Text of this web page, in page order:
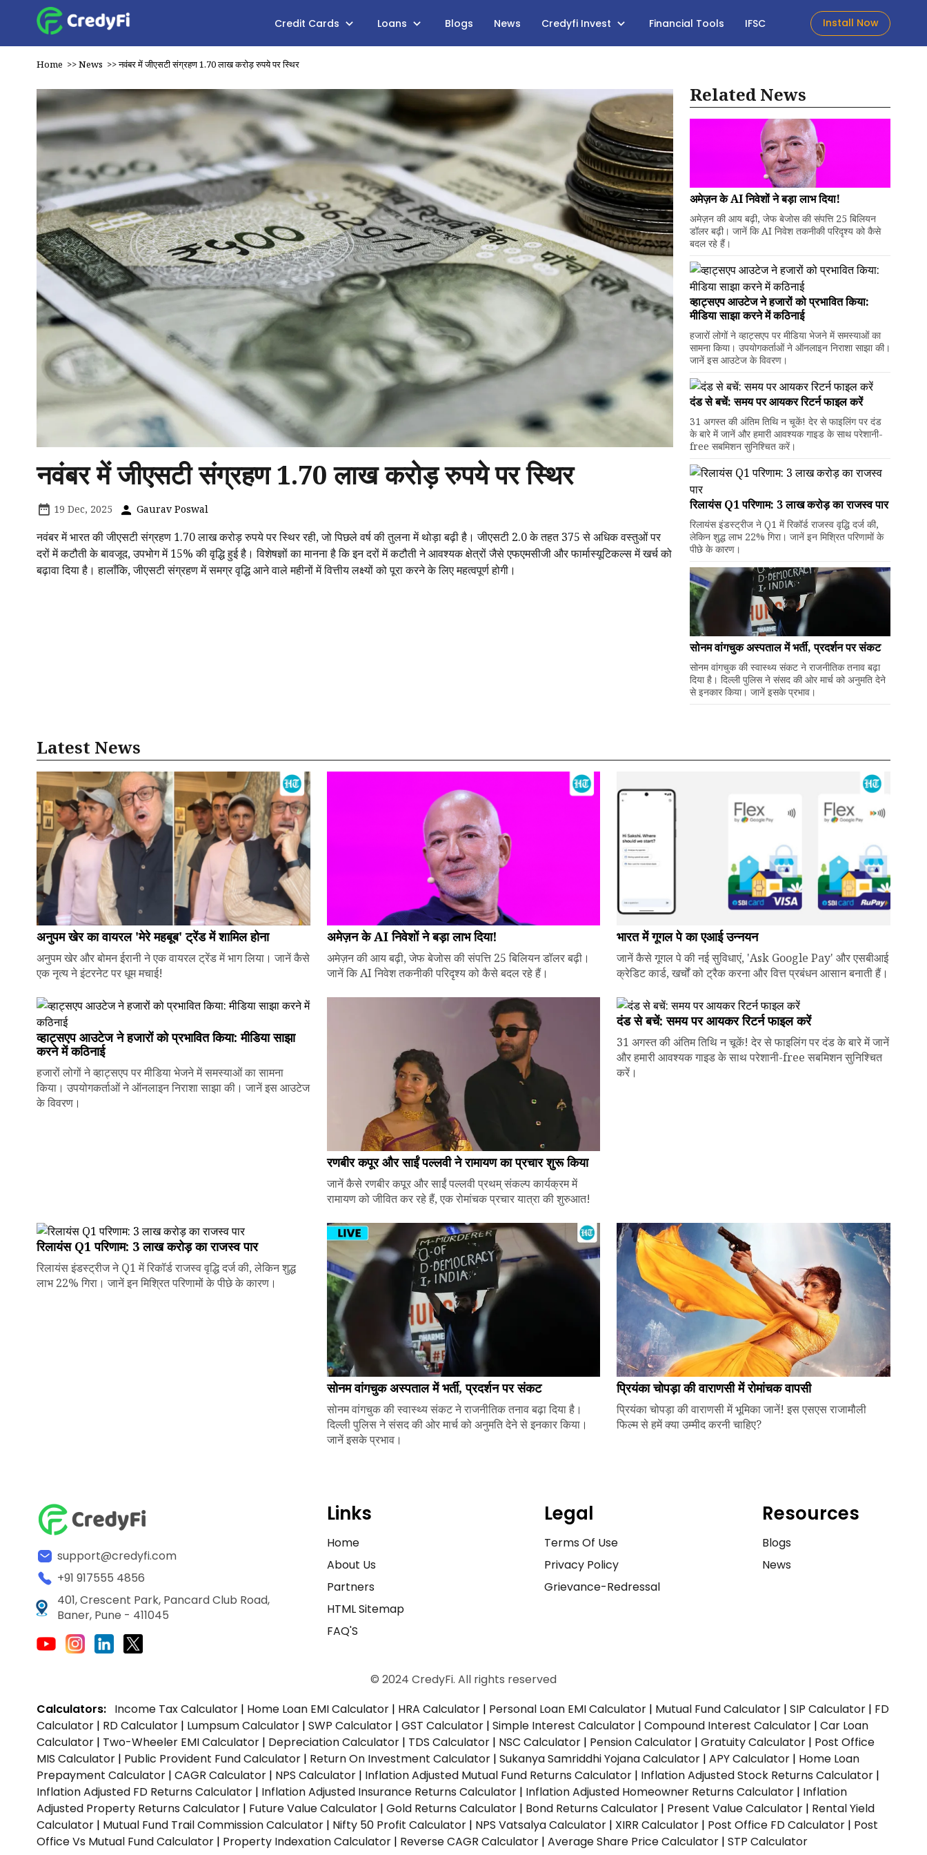
Credit Cards Loans Blogs News Credyfi Invest Financial Tools IFSC Install Now
Home >>News >>नवंबर में जीएसटी संग्रहण 1.70 लाख करोड़ रुपये पर स्थिर
नवंबर में जीएसटी संग्रहण 1.70 लाख करोड़ रुपये पर स्थिर
19 Dec, 2025 Gaurav Poswal
नवंबर में भारत की जीएसटी संग्रहण 1.70 लाख करोड़ रुपये पर स्थिर रही, जो पिछले वर्ष की तुलना में थोड़ा बढ़ी है। जीएसटी 2.0 के तहत 375 से अधिक वस्तुओं पर
दरों में कटौती के बावजूद, उपभोग में 15% की वृद्धि हुई है। विशेषज्ञों का मानना है कि इन दरों में कटौती ने आवश्यक क्षेत्रों जैसे एफएमसीजी और फार्मास्यूटिकल्स में खर्च को
बढ़ावा दिया है। हालाँकि, जीएसटी संग्रहण में समग्र वृद्धि आने वाले महीनों में वित्तीय लक्ष्यों को पूरा करने के लिए महत्वपूर्ण होगी।
Related News
अमेज़न के AI निवेशों ने बड़ा लाभ दिया!
अमेज़न की आय बढ़ी, जेफ बेजोस की संपत्ति 25 बिलियन
डॉलर बढ़ी। जानें कि AI निवेश तकनीकी परिदृश्य को कैसे
बदल रहे हैं।
व्हाट्सएप आउटेज ने हजारों को प्रभावित किया:
मीडिया साझा करने में कठिनाई
हजारों लोगों ने व्हाट्सएप पर मीडिया भेजने में समस्याओं का
सामना किया। उपयोगकर्ताओं ने ऑनलाइन निराशा साझा की।
जानें इस आउटेज के विवरण।
दंड से बचें: समय पर आयकर रिटर्न फाइल करें
31 अगस्त की अंतिम तिथि न चूकें! देर से फाइलिंग पर दंड
के बारे में जानें और हमारी आवश्यक गाइड के साथ परेशानी-
free सबमिशन सुनिश्चित करें।
रिलायंस Q1 परिणाम: ₹3 लाख करोड़ का राजस्व पार
रिलायंस इंडस्ट्रीज ने Q1 में रिकॉर्ड राजस्व वृद्धि दर्ज की,
लेकिन शुद्ध लाभ 22% गिरा। जानें इन मिश्रित परिणामों के
पीछे के कारण।
सोनम वांगचुक अस्पताल में भर्ती, प्रदर्शन पर संकट
सोनम वांगचुक की स्वास्थ्य संकट ने राजनीतिक तनाव बढ़ा
दिया है। दिल्ली पुलिस ने संसद की ओर मार्च को अनुमति देने
से इनकार किया। जानें इसके प्रभाव।
Latest News
अनुपम खेर का वायरल 'मेरे महबूब' ट्रेंड में शामिल होना
अनुपम खेर और बोमन ईरानी ने एक वायरल ट्रेंड में भाग लिया। जानें कैसे
एक नृत्य ने इंटरनेट पर धूम मचाई!
अमेज़न के AI निवेशों ने बड़ा लाभ दिया!
अमेज़न की आय बढ़ी, जेफ बेजोस की संपत्ति 25 बिलियन डॉलर बढ़ी।
जानें कि AI निवेश तकनीकी परिदृश्य को कैसे बदल रहे हैं।
भारत में गूगल पे का एआई उन्नयन
जानें कैसे गूगल पे की नई सुविधाएं, 'Ask Google Pay' और एसबीआई
क्रेडिट कार्ड, खर्चों को ट्रैक करना और वित्त प्रबंधन आसान बनाती हैं।
व्हाट्सएप आउटेज ने हजारों को प्रभावित किया: मीडिया साझा
करने में कठिनाई
हजारों लोगों ने व्हाट्सएप पर मीडिया भेजने में समस्याओं का सामना
किया। उपयोगकर्ताओं ने ऑनलाइन निराशा साझा की। जानें इस आउटेज
के विवरण।
रणबीर कपूर और साईं पल्लवी ने रामायण का प्रचार शुरू किया
जानें कैसे रणबीर कपूर और साईं पल्लवी प्रथम् संकल्प कार्यक्रम में
रामायण को जीवित कर रहे हैं, एक रोमांचक प्रचार यात्रा की शुरुआत!
दंड से बचें: समय पर आयकर रिटर्न फाइल करें
31 अगस्त की अंतिम तिथि न चूकें! देर से फाइलिंग पर दंड के बारे में जानें
और हमारी आवश्यक गाइड के साथ परेशानी-free सबमिशन सुनिश्चित
करें।
रिलायंस Q1 परिणाम: ₹3 लाख करोड़ का राजस्व पार
रिलायंस इंडस्ट्रीज ने Q1 में रिकॉर्ड राजस्व वृद्धि दर्ज की, लेकिन शुद्ध
लाभ 22% गिरा। जानें इन मिश्रित परिणामों के पीछे के कारण।
सोनम वांगचुक अस्पताल में भर्ती, प्रदर्शन पर संकट
सोनम वांगचुक की स्वास्थ्य संकट ने राजनीतिक तनाव बढ़ा दिया है।
दिल्ली पुलिस ने संसद की ओर मार्च को अनुमति देने से इनकार किया।
जानें इसके प्रभाव।
प्रियंका चोपड़ा की वाराणसी में रोमांचक वापसी
प्रियंका चोपड़ा की वाराणसी में भूमिका जानें! इस एसएस राजामौली
फिल्म से हमें क्या उम्मीद करनी चाहिए?
support@credyfi.com
+91 917555 4856
401, Crescent Park, Pancard Club Road,
Baner, Pune - 411045
Links
Home
About Us
Partners
HTML Sitemap
FAQ'S
Legal
Terms Of Use
Privacy Policy
Grievance-Redressal
Resources
Blogs
News
© 2024 CredyFi. All rights reserved
Calculators: Income Tax Calculator | Home Loan EMI Calculator | HRA Calculator | Personal Loan EMI Calculator | Mutual Fund Calculator | SIP Calculator | FD
Calculator | RD Calculator | Lumpsum Calculator | SWP Calculator | GST Calculator | Simple Interest Calculator | Compound Interest Calculator | Car Loan
Calculator | Two-Wheeler EMI Calculator | Depreciation Calculator | TDS Calculator | NSC Calculator | Pension Calculator | Gratuity Calculator | Post Office
MIS Calculator | Public Provident Fund Calculator | Return On Investment Calculator | Sukanya Samriddhi Yojana Calculator | APY Calculator | Home Loan
Prepayment Calculator | CAGR Calculator | NPS Calculator | Inflation Adjusted Mutual Fund Returns Calculator | Inflation Adjusted Stock Returns Calculator |
Inflation Adjusted FD Returns Calculator | Inflation Adjusted Insurance Returns Calculator | Inflation Adjusted Homeowner Returns Calculator | Inflation
Adjusted Property Returns Calculator | Future Value Calculator | Gold Returns Calculator | Bond Returns Calculator | Present Value Calculator | Rental Yield
Calculator | Mutual Fund Trail Commission Calculator | Nifty 50 Profit Calculator | NPS Vatsalya Calculator | XIRR Calculator | Post Office FD Calculator | Post
Office Vs Mutual Fund Calculator | Property Indexation Calculator | Reverse CAGR Calculator | Average Share Price Calculator | STP Calculator